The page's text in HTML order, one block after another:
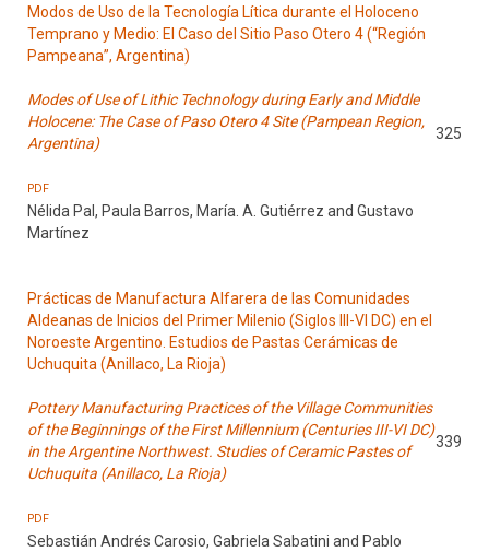
Modos de Uso de la Tecnología Lítica durante el Holoceno
Temprano y Medio: El Caso del Sitio Paso Otero 4 (“Región
Pampeana”, Argentina)
Modes of Use of Lithic Technology during Early and Middle
Holocene: The Case of Paso Otero 4 Site (Pampean Region,
Argentina)
325
PDF
Nélida Pal, Paula Barros, María. A. Gutiérrez and Gustavo
Martínez
Prácticas de Manufactura Alfarera de las Comunidades
Aldeanas de Inicios del Primer Milenio (Siglos III-VI DC) en el
Noroeste Argentino. Estudios de Pastas Cerámicas de
Uchuquita (Anillaco, La Rioja)
Pottery Manufacturing Practices of the Village Communities
of the Beginnings of the First Millennium (Centuries III-VI DC)
in the Argentine Northwest. Studies of Ceramic Pastes of
Uchuquita (Anillaco, La Rioja)
339
PDF
Sebastián Andrés Carosio, Gabriela Sabatini and Pablo